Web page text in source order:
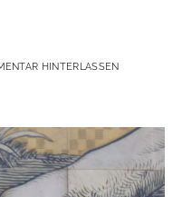
HINTERLASSEN